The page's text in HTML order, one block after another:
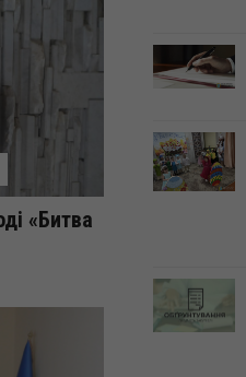
«Битва